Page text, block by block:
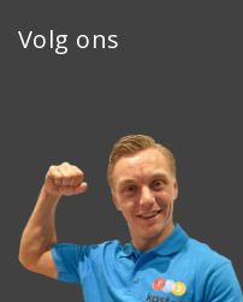
Volg ons